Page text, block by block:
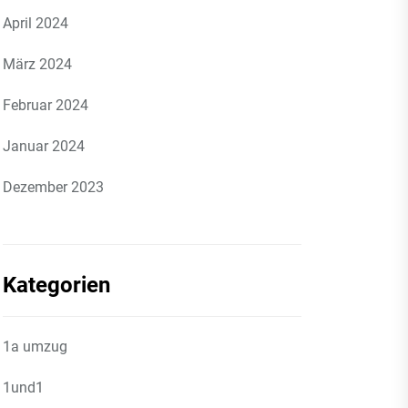
April 2024
März 2024
Februar 2024
Januar 2024
Dezember 2023
Kategorien
1a umzug
1und1